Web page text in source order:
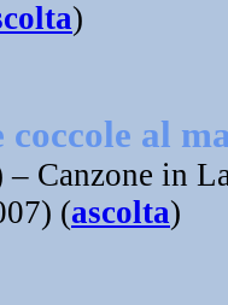
)
coccole al
– Canzone in
(ascolta)